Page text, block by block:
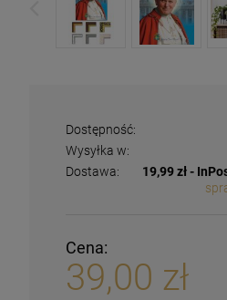
Dostępność:
Wysyłka w:
Dostawa:
19,99 zł-
Cena:
39,00 zł